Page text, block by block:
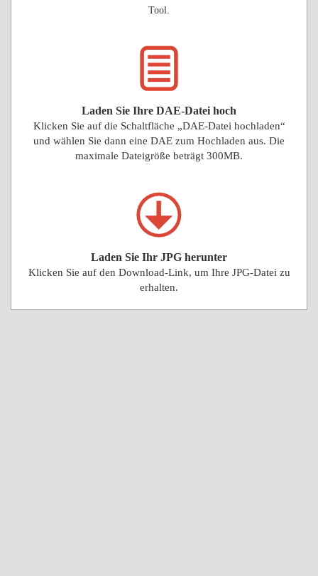
Tool.
Laden Sie Ihre DAE-Datei hoch
Klicken Sie auf die Schaltfläche „DAE-Datei hochladen“
und wählen Sie dann eine DAE zum Hochladen aus. Die
maximale Dateigröße beträgt 300MB.
Laden Sie Ihr JPG herunter
Klicken Sie auf den Download-Link, um Ihre JPG-Datei zu
erhalten.